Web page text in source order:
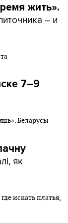
жить».
– и
7–9
як